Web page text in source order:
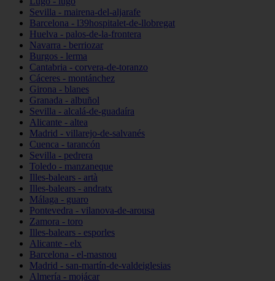
Sevilla - mairena-del-aljarafe
Barcelona - l39hospitalet-de-llobregat
Huelva - palos-de-la-frontera
Navarra - berriozar
Burgos - lerma
Cantabria - corvera-de-toranzo
Cáceres - montánchez
Girona - blanes
Granada - albuñol
Sevilla - alcalá-de-guadaíra
Alicante - altea
Madrid - villarejo-de-salvanés
Cuenca - tarancón
Sevilla - pedrera
Toledo - manzaneque
Illes-balears - artà
Illes-balears - andratx
Málaga - guaro
Pontevedra - vilanova-de-arousa
Zamora - toro
Illes-balears - esporles
Alicante - elx
Barcelona - el-masnou
Madrid - san-martín-de-valdeiglesias
Almería - mojácar